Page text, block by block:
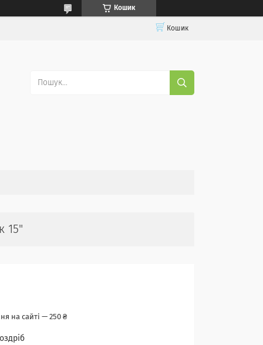
Кошик
Кошик
15"
на сайті — 250 ₴